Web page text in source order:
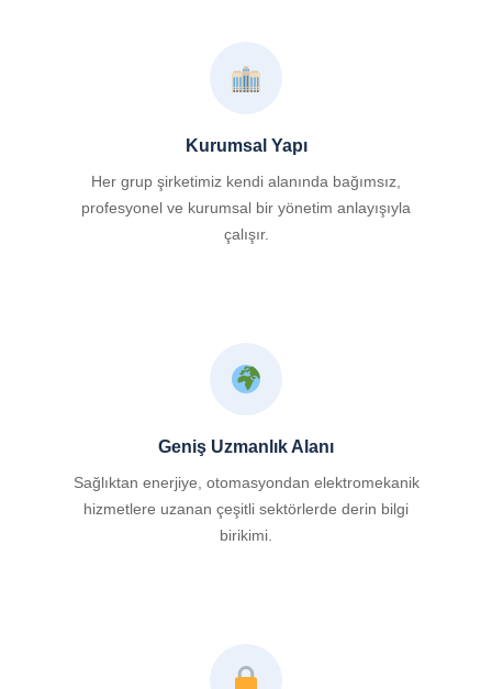
Kurumsal Yapı
Her grup şirketimiz kendi alanında bağımsız,
profesyonel ve kurumsal bir yönetim anlayışıyla
çalışır.
Geniş Uzmanlık Alanı
Sağlıktan enerjiye, otomasyondan elektromekanik
hizmetlere uzanan çeşitli sektörlerde derin bilgi
birikimi.